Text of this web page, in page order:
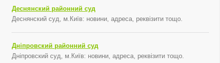
Деснянский районний суд
Деснянский суд, м.Київ: новини, адреса, реквізити тощо.
Дніпровский районний суд
Дніпровский суд, м.Київ: новини, адреса, реквізити тощо.